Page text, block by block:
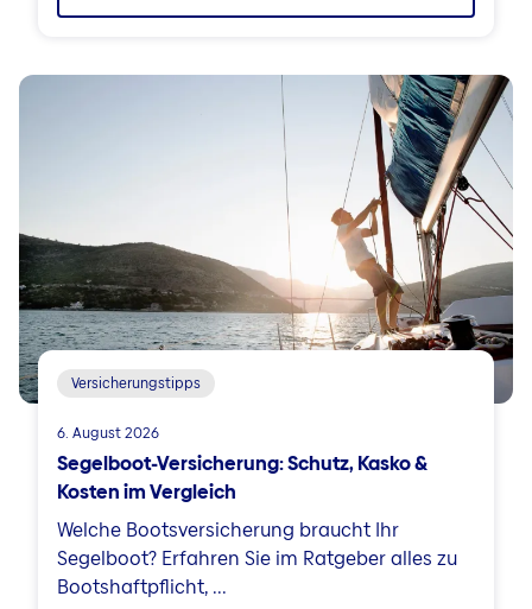
Versicherungstipps
6. August 2026
Segelboot-Versicherung: Schutz, Kasko &
Kosten im Vergleich
Welche Bootsversicherung braucht Ihr
Segelboot? Erfahren Sie im Ratgeber alles zu
Bootshaftpflicht, ...